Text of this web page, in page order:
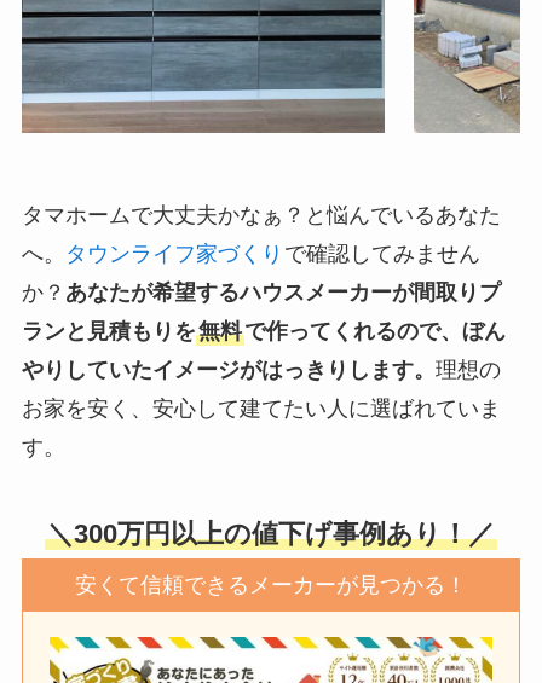
タマホームで大丈夫かなぁ？と悩んでいるあなた
へ。
タウンライフ家づくり で確認してみません
か？ あなたが希望するハウスメーカーが間取りプ
ランと見積もりを無料で作ってくれるので、ぼん
やりしていたイメージがはっきりします。 理想の
お家を安く、安心して建てたい人に選ばれていま
す。
＼300万円以上の値下げ事例あり！／
安くて信頼できるメーカーが見つかる！